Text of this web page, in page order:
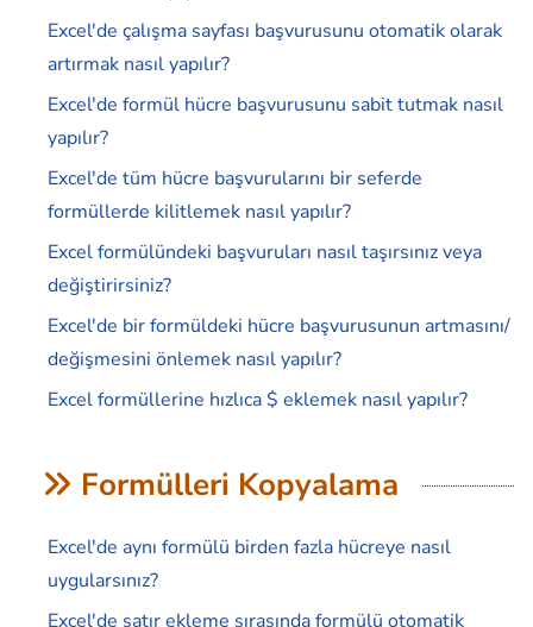
Excel'de çalışma sayfası başvurusunu otomatik olarak
artırmak nasıl yapılır?
Excel'de formül hücre başvurusunu sabit tutmak nasıl
yapılır?
Excel'de tüm hücre başvurularını bir seferde
formüllerde kilitlemek nasıl yapılır?
Excel formülündeki başvuruları nasıl taşırsınız veya
değiştirirsiniz?
Excel'de bir formüldeki hücre başvurusunun artmasını/
değişmesini önlemek nasıl yapılır?
Excel formüllerine hızlıca $ eklemek nasıl yapılır?
Formülleri Kopyalama
Excel'de aynı formülü birden fazla hücreye nasıl
uygularsınız?
Excel'de satır ekleme sırasında formülü otomatik